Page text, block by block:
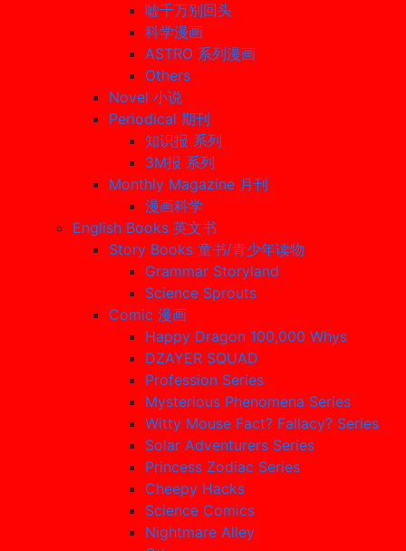
嘘千万别回头
科学漫画
ASTRO 系列漫画
Others
Novel 小说
Periodical 期刊
知识报 系列
3M报 系列
Monthly Magazine 月刊
漫画科学
English Books 英文书
Story Books 童书/青少年读物
Grammar Storyland
Science Sprouts
Comic 漫画
Happy Dragon 100,000 Whys
DZAYER SQUAD
Profession Series
Mysterious Phenomena Series
Witty Mouse Fact? Fallacy? Series
Solar Adventurers Series
Princess Zodiac Series
Cheepy Hacks
Science Comics
Nightmare Alley